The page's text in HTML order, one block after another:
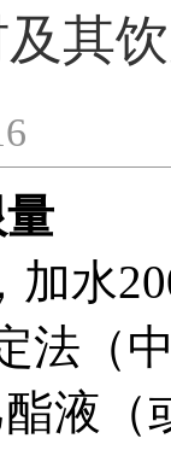
其
加水
法（
液